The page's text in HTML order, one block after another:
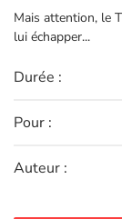
Mais attention, le
lui échapper...
Durée :
Pour :
Auteur :